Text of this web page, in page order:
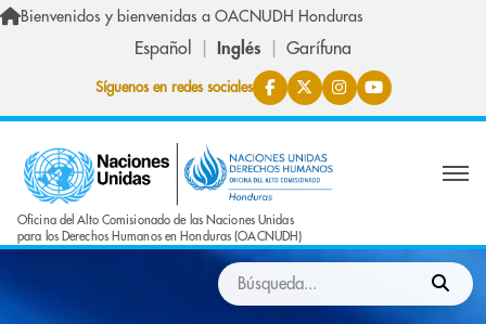
Skip to main content
Bienvenidos y bienvenidas a OACNUDH Honduras
Español Inglés Garífuna
Síguenos en redes sociales
Oficina del Alto Comisionado de las Naciones Unidas
para los Derechos Humanos en Honduras (OACNUDH)
Buscar